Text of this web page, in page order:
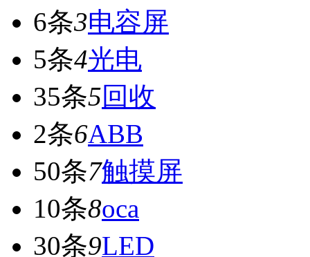
6条3电容屏
5条4光电
35条5回收
2条6ABB
50条7触摸屏
10条8oca
30条9LED